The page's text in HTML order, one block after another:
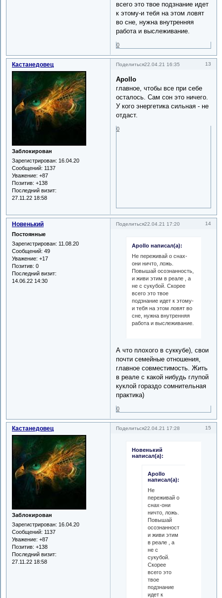
всего это твое подзнание идет
к этому-и тебя на этом ловят
во сне, нужна внутренняя
работа и выслеживание.
0
Поделиться 13
22.04.21 16:35
Кастанедовец
Заблокирован
Зарегистрирован: 16.04.20
Сообщений: 1137
Уважение: +87
Позитив: +138
Последний визит:
27.11.22 18:58
Apollo
главное, чтобы все при себе
осталось. Сам сон это ничего.
У кого энергетика сильная - не
отдаст.
0
Поделиться 14
22.04.21 17:20
Новенький
Постоянные
Зарегистрирован: 11.08.20
Сообщений: 49
Уважение: +17
Позитив: 0
Последний визит:
14.06.22 14:30
Apollo написал(а):
Не переживай о снах-
они ничто, ложь.
Повышай осознанность,
и живи этим в реале , а
не с сукубой. Скорее
всего это твое
подзнание идет к этому-
и тебя на этом ловят во
сне, нужна внутренняя
работа и выслеживание.
А что плохого в суккубе), свои
почти семейные отношения,
главное совместимость. Жить
в реале с какой нибудь глупой
куклой гораздо сомнительная
практика)
0
Поделиться 15
22.04.21 17:28
Кастанедовец
Заблокирован
Зарегистрирован: 16.04.20
Сообщений: 1137
Уважение: +87
Позитив: +138
Последний визит:
27.11.22 18:58
Новенький
написал(а):
Apollo
написал(а):
Не
переживай о
снах-они
ничто, ложь.
Повышай
осознанность,
и живи этим
в реале , а
не с
сукубой.
Скорее
всего это
твое
подзнание
идет к